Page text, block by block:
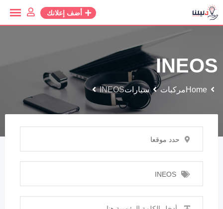
أضف إعلانك
INEOS
Homeمركبات سياراتINEOS
حدد موقعا
INEOS